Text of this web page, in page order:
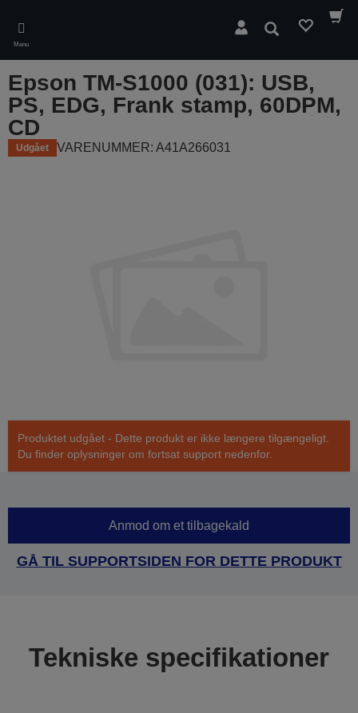
main
content
Menu
Søg
Epson TM-S1000 (031): USB,
PS, EDG, Frank stamp, 60DPM,
CD
Udgået VARENUMMER: A41A266031
Produktet udgået - Dette produkt er ikke længere tilgængeligt.
Du finder oplysninger om fortsat support nedenfor.
Anmod om et tilbagekald
GÅ TIL SUPPORTSIDEN FOR DETTE PRODUKT
Tekniske specifikationer